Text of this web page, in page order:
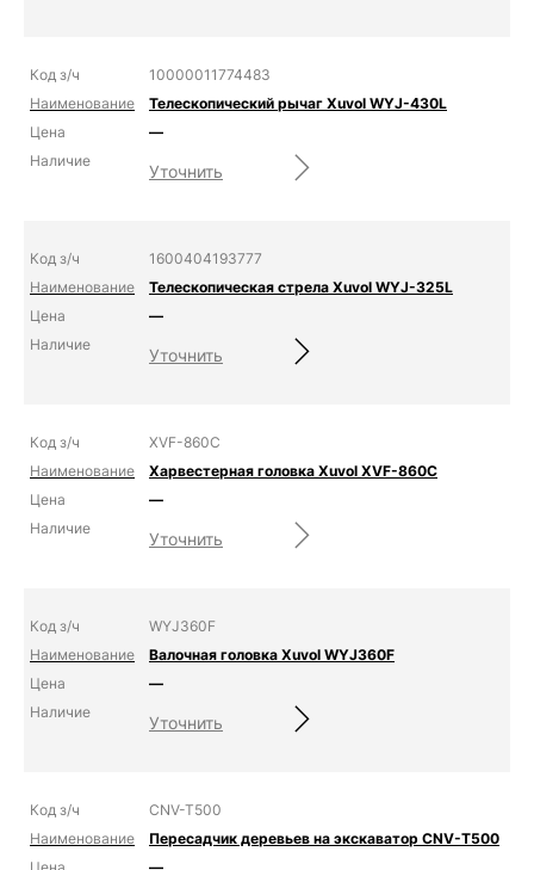
10000011774483
Телескопический рычаг Xuvol WYJ-430L
—
Уточнить
1600404193777
Телескопическая стрела Xuvol WYJ-325L
—
Уточнить
XVF-860C
Харвестерная головка Xuvol XVF-860C
—
Уточнить
WYJ360F
Валочная головка Xuvol WYJ360F
—
Уточнить
CNV-T500
Пересадчик деревьев на экскаватор CNV-T500